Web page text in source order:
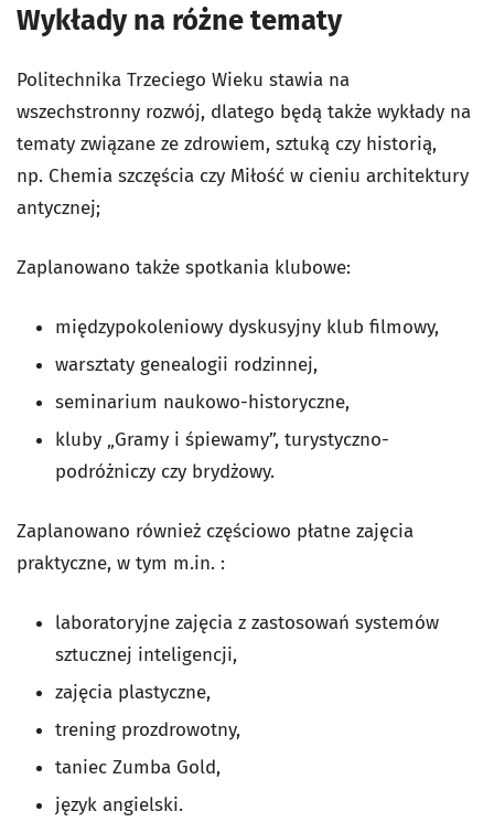
Wykłady na różne tematy
Politechnika Trzeciego Wieku stawia na
wszechstronny rozwój, dlatego będą także wykłady na
tematy związane ze zdrowiem, sztuką czy historią,
np. Chemia szczęścia czy Miłość w cieniu architektury
antycznej;
Zaplanowano także spotkania klubowe:
międzypokoleniowy dyskusyjny klub filmowy,
warsztaty genealogii rodzinnej,
seminarium naukowo-historyczne,
kluby „Gramy i śpiewamy”, turystyczno-
podróżniczy czy brydżowy.
Zaplanowano również częściowo płatne zajęcia
praktyczne, w tym m.in. :
laboratoryjne zajęcia z zastosowań systemów
sztucznej inteligencji,
zajęcia plastyczne,
trening prozdrowotny,
taniec Zumba Gold,
język angielski.